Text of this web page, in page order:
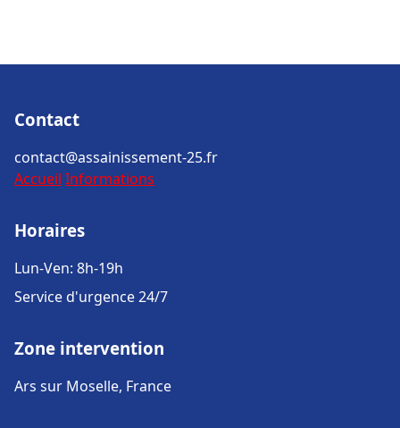
Contact
contact@assainissement-25.fr
Accueil Informations
Horaires
Lun-Ven: 8h-19h
Service d'urgence 24/7
Zone intervention
Ars sur Moselle, France